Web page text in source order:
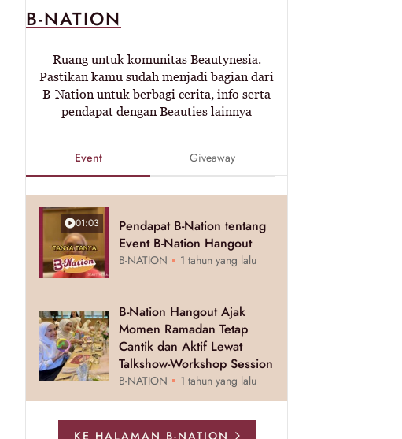
B-NATION
Ruang untuk komunitas Beautynesia.
Pastikan kamu sudah menjadi bagian dari
B-Nation untuk berbagi cerita, info serta
pendapat dengan Beauties lainnya
Event Giveaway
01:03
Pendapat B-Nation tentang
Event B-Nation Hangout
B-NATION 1 tahun yang lalu
B-Nation Hangout Ajak
Momen Ramadan Tetap
Cantik dan Aktif Lewat
Talkshow-Workshop Session
B-NATION 1 tahun yang lalu
KE HALAMAN B-NATION